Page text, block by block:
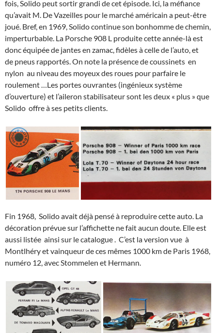
fois, Solido peut sortir grandi de cet épisode. Ici, la méfiance
qu’avait M. De Vazeilles pour le marché américain a peut-être
joué. Bref, en 1969, Solido continue son bonhomme de chemin,
imperturbable. La Porsche 908 L produite cette année-là est
donc équipée de jantes en zamac, fidèles à celle de l’auto, et
de pneus rapportés. On note la présence de coussinets en
nylon au niveau des moyeux des roues pour parfaire le
roulement …Les portes ouvrantes (ingénieux système
d’ouverture) et l’aileron stabilisateur sont les deux « plus » que
Solido offre à ses petits clients.
Fin 1968, Solido avait déjà pensé à reproduire cette auto. La
décoration prévue sur l’affichette ne fait aucun doute. Elle est
aussi listée ainsi sur le catalogue . C’est la version vue à
Montlhéry et vainqueur de ces mêmes 1000 km de Paris 1968,
numéro 12, avec Stommelen et Hermann.